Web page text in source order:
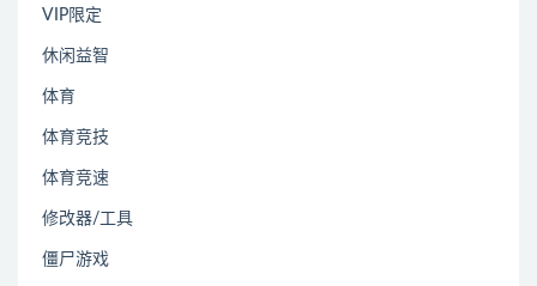
VIP限定
休闲益智
体育
体育竞技
体育竞速
修改器/工具
僵尸游戏